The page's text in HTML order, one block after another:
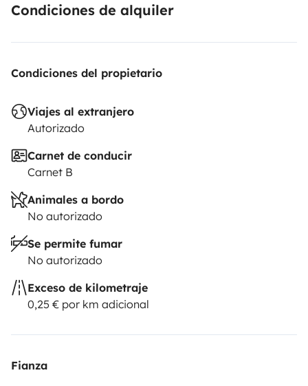
Condiciones de alquiler
Condiciones del propietario
Viajes al extranjero
Autorizado
Carnet de conducir
Carnet B
Animales a bordo
No autorizado
Se permite fumar
No autorizado
Exceso de kilometraje
0,25 € por km adicional
Fianza